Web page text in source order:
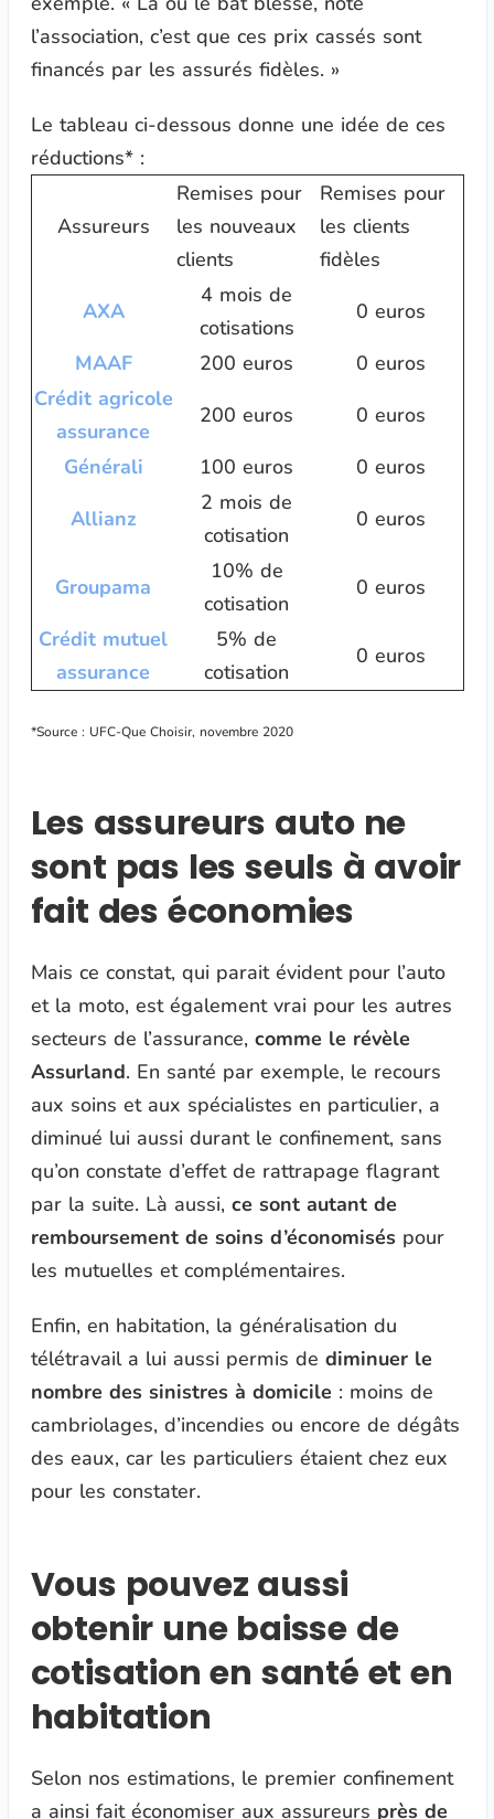
l’association, c’est que ces prix cassés sont
financés par les assurés fidèles. »
Le tableau ci-dessous donne une idée de ces
réductions* :
Assureurs
Remises pour
les nouveaux
clients
Remises pour
les clients
fidèles
AXA
4 mois de
cotisations
0 euros
MAAF
200 euros
0 euros
Crédit agricole
assurance
200 euros
0 euros
Générali
100 euros
0 euros
Allianz
2 mois de
cotisation
0 euros
Groupama
10% de
cotisation
0 euros
Crédit mutuel
assurance
5% de
cotisation
0 euros
*Source : UFC-Que Choisir, novembre 2020
Les assureurs auto ne
sont pas les seuls à avoir
fait des économies
Mais ce constat, qui parait évident pour l’auto
et la moto, est également vrai pour les autres
secteurs de l’assurance, comme le révèle
Assurland. En santé par exemple, le recours
aux soins et aux spécialistes en particulier, a
diminué lui aussi durant le confinement, sans
qu’on constate d’effet de rattrapage flagrant
par la suite. Là aussi, ce sont autant de
remboursement de soins d’économiséspour
les mutuelles et complémentaires.
Enfin, en habitation, la généralisation du
télétravail a lui aussi permis de diminuer le
nombre des sinistres à domicile : moins de
cambriolages, d’incendies ou encore de dégâts
des eaux, car les particuliers étaient chez eux
pour les constater.
Vous pouvez aussi
obtenir une baisse de
cotisation en santé et en
habitation
Selon nos estimations, le premier confinement
a ainsi fait économiser aux assureurs près de